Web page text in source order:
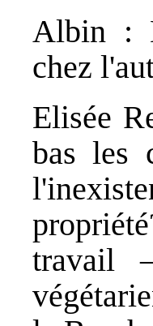
Albin :
chez
Elisée
bas les
travail